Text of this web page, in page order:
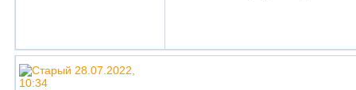
28.07.2022,
10:34